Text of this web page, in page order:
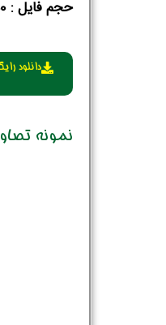
حجم فایل :‌ 50 مگابایت
نمونه